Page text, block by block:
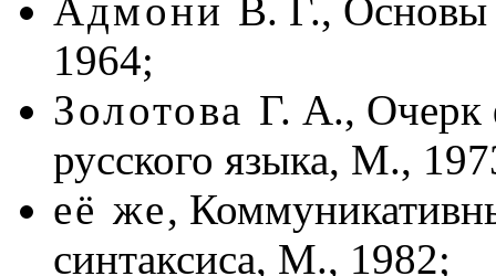
Адмони В. Г.,
1964;
Золотова Г. А., Очерк
русского языка, М.,
её же,
синтаксиса, М., 1982;